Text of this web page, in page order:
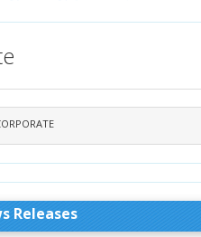
Releases